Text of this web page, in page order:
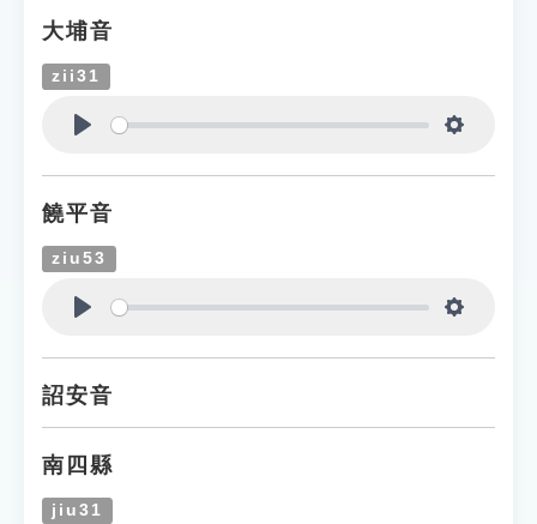
大埔音
zii31
饒平音
ziu53
詔安音
南四縣
jiu31